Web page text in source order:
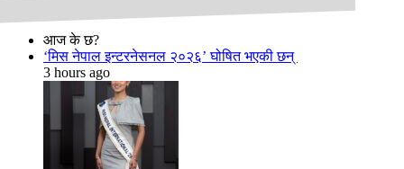
आज के छ?
‘मिस नेपाल इन्टरनेसनल २०२६’ घोषित भएकी छन्
3 hours ago